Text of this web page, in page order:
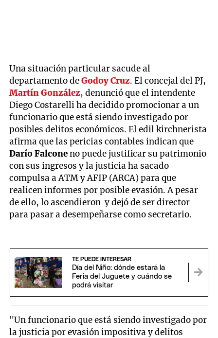
Una situación particular sacude al
departamento deGodoy Cruz. El concejal del PJ,
Martín González, denunció que el intendente
Diego Costarelli ha decidido promocionar a un
funcionario que está siendo investigado por
posibles delitos económicos. El edil kirchnerista
afirma que las pericias contables indican que
Darío Falconeno puede justificar su patrimonio
con sus ingresos y la justicia ha sacado
compulsa a ATM y AFIP (ARCA) para que
realicen informes por posible evasión. A pesar
de ello, lo ascendieron y dejó de ser director
para pasar a desempeñarse como secretario.
TE PUEDE INTERESAR
Día del Niño: dónde estará la
Feria del Juguete y cuándo se
podrá visitar
"Un funcionario que está siendo investigado por
la justicia por evasión impositiva y delitos